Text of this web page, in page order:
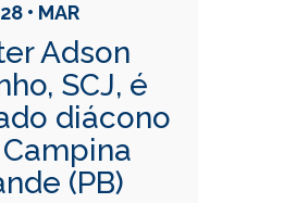
28 • MAR
Adson
SCJ, é
diácono
(PB)